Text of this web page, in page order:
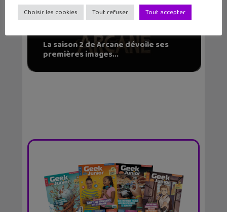
La saison 2 de Arcane dévoile ses
premières images...
Choisir les cookies Tout refuser Tout accepter